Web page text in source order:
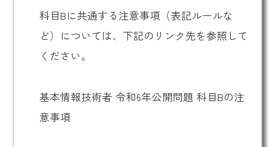
科目Bに共通する注意事項（表記ルールな
ど）については、下記のリンク先を参照して
ください。
基本情報技術者 令和6年公開問題 科目Bの注
意事項